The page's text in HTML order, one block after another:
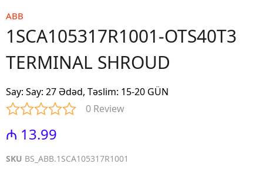
ABB
1SCA105317R1001-OTS40T3
TERMINAL SHROUD
Say: Say: 27 Ədəd, Təslim: 15-20 GÜN
0 Review
₼ 13.99
SKU BS_ABB.1SCA105317R1001